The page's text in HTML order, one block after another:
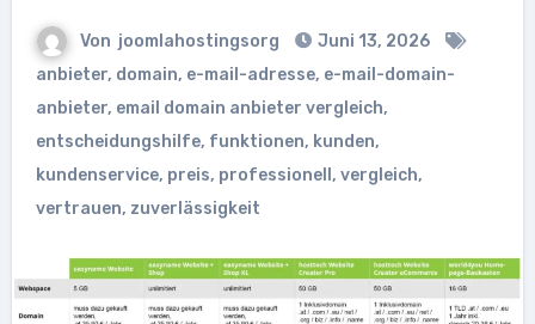
Von joomlahostingsorg
Juni 13, 2026
anbieter, domain, e-mail-adresse, e-mail-domain-
anbieter, email domain anbieter vergleich,
entscheidungshilfe, funktionen, kunden,
kundenservice, preis, professionell , vergleich,
vertrauen, zuverlässigkeit